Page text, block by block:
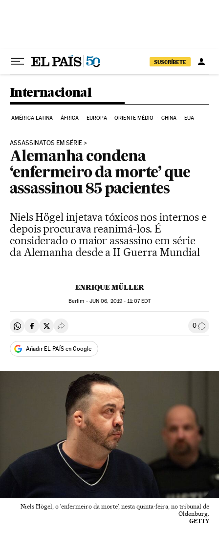
SUSCRÍBETE
Internacional
AMÉRICA LATINA ÁFRICA EUROPA ORIENTE MÉDIO CHINA EUA
ASSASSINATOS EM SÉRIE
Alemanha condena
‘enfermeiro da morte’ que
assassinou 85 pacientes
Niels Högel injetava tóxicos nos internos e
depois procurava reanimá-los. É
considerado o maior assassino em série
da Alemanha desde a II Guerra Mundial
ENRIQUE MÜLLER
Berlim - JUN 06, 2019 - 11:07EDT
Compartir en Whatsapp
Compartir en Facebook
Compartir en Twitter
Desplegar Redes Sociales 0
Añadir EL PAÍS en Google
Niels Högel, o 'enfermeiro da morte’, nesta quinta-feira, no tribunal de
Oldenburg.
GETTY